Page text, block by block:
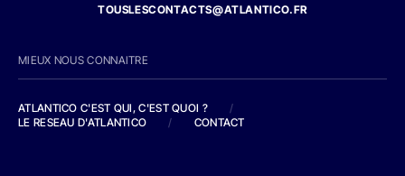
TOUSLESCONTACTS@ATLANTICO.FR
MIEUX NOUS CONNAITRE
ATLANTICO C'EST QUI, C'EST QUOI ?
/
LE RESEAU D'ATLANTICO
/ CONTACT